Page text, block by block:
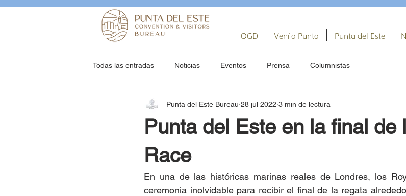
OGD Vení a Punta Punta del Este
Todas las entradas Noticias Eventos Prensa Columnistas
Punta del Este en la final de
Race
Punta del Este Bureau 28 jul 2022 3 min de lectura
En una de las históricas marinas reales de Londres, los
ceremonia inolvidable para recibir el final de la regata